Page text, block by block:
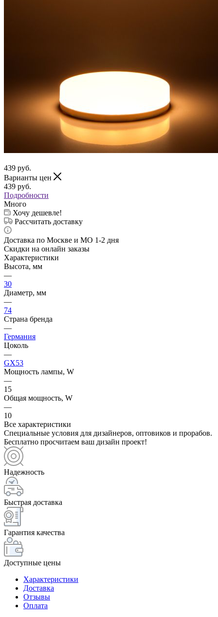
439 руб.
Варианты цен
439 руб.
Подробности
Много
Хочу дешевле!
Рассчитать доставку
Доставка по Москве и МО 1-2 дня
Скидки на онлайн заказы
Характеристики
Высота, мм
—
30
Диаметр, мм
—
74
Страна бренда
—
Германия
Цоколь
—
GX53
Мощность лампы, W
—
15
Общая мощность, W
—
10
Все характеристики
Специальные условия для дизайнеров, оптовиков и прорабов.
Бесплатно просчитаем ваш дизайн проект!
Надежность
Быстрая доставка
Гарантия качества
Доступные цены
Характеристики
Доставка
Отзывы
Оплата